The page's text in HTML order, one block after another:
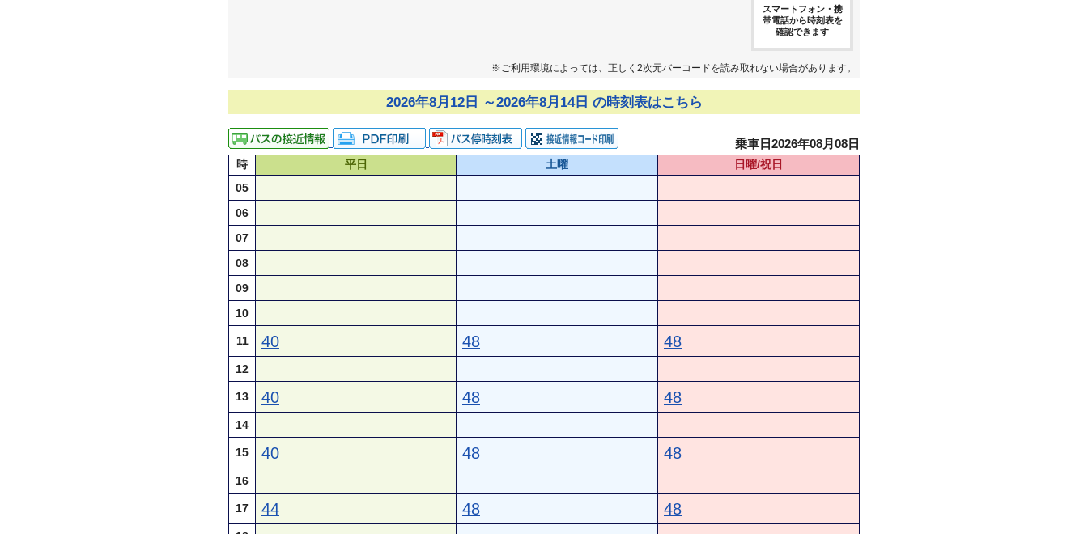
スマートフォン・携
帯電話から時刻表を
確認できます
※ご利用環境によっては、正しく2次元バーコードを読み取れない場合があります。
2026年8月12日 ～2026年8月14日 の時刻表はこちら
乗車日2026年08月08日
時 平日 土曜
日曜/祝日
05
06
07
08
09
10
11 40 48 48
12
13 40 48 48
14
15 40 48 48
16
17 44 48 48